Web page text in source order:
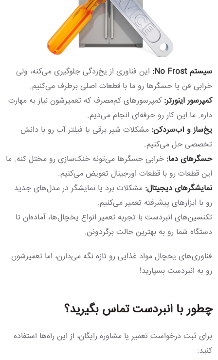
سیستم No Frost:
این فناوری از یخ‌زدگی جلوگیری می‌کنه، ولی
خرابی فن یا حسگرها رو ما با قطعات اصلی برطرف می‌کنیم.
کمپرسور اینورتر: کمپرسورهای کم‌مصرف که تعمیرشون نیاز به مهارت
داره. ما این کار رو حرفه‌ای انجام می‌دیم.
یخ‌ساز و آب‌سردکن: مشکلات شیر برقی یا فیلتر آب رو با دانش
تخصصی حل می‌کنیم.
حسگرهای دما: خرابی حسگرها می‌تونه خنک‌سازی رو مختل کنه. ما
این قطعات رو با قطعات اورجینال تعویض می‌کنیم.
نمایشگرهای دیجیتال: مشکلات برد یا نمایشگر در مدل‌های جدید
رو با ابزارهای پیشرفته تعمیر می‌کنیم.
تکنسین‌های انبردست با تجربه تعمیر انواع یخچال‌ها، آماده‌ان تا
دستگاه شما رو به بهترین حالت برگردونن.
فناوری‌های یخچال مواد غذایی رو تازه نگه می‌دارن، اما تعمیرشون
رو به انبردست بسپارید!
چطور با انبردست تماس بگیرید؟
برای ثبت درخواست تعمیر یا مشاوره رایگان، از این راه‌ها استفاده
کنید: